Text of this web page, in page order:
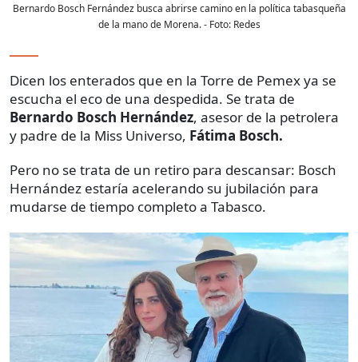
Bernardo Bosch Fernández busca abrirse camino en la política tabasqueña
de la mano de Morena.- Foto: Redes
Dicen los enterados que en la Torre de Pemex ya se
escucha el eco de una despedida. Se trata de
Bernardo Bosch Hernández, asesor de la petrolera
y padre de la Miss Universo, Fátima Bosch.
Pero no se trata de un retiro para descansar: Bosch
Hernández estaría acelerando su jubilación para
mudarse de tiempo completo a Tabasco.